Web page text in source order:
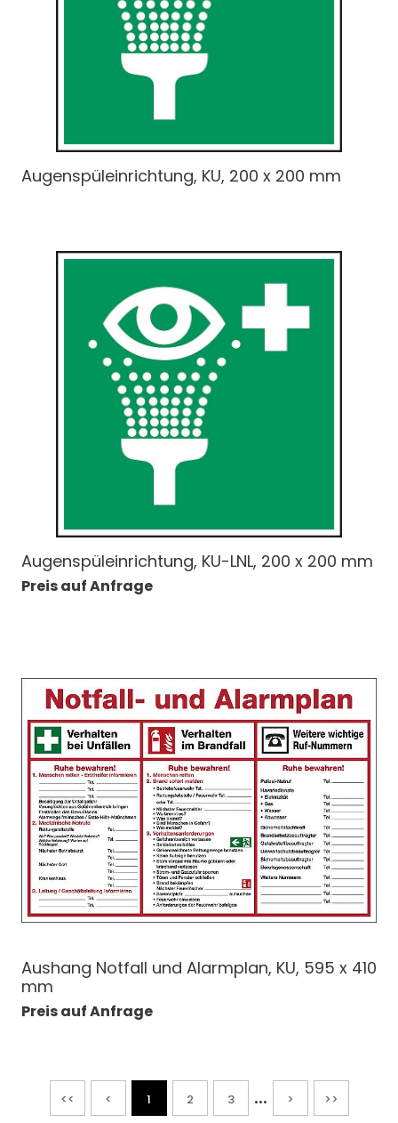
Augenspüleinrichtung, KU, 200 x 200 mm
Augenspüleinrichtung, KU-LNL, 200 x 200 mm
Preis auf Anfrage
Aushang Notfall und Alarmplan, KU, 595 x 410
mm
Preis auf Anfrage
<< < 1 2 3 ... > >>